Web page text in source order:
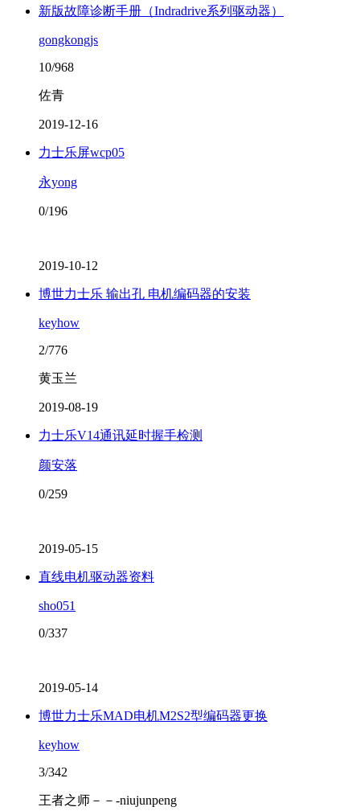
新版故障诊断手册（Indradrive系列驱动器）
gongkongjs
10/968
佐青
2019-12-16
力士乐屏wcp05
永yong
0/196
2019-10-12
博世力士乐 输出孔 电机编码器的安装
keyhow
2/776
黄玉兰
2019-08-19
力士乐V14通讯延时握手检测
颜安落
0/259
2019-05-15
直线电机驱动器资料
sho051
0/337
2019-05-14
博世力士乐MAD电机M2S2型编码器更换
keyhow
3/342
王者之师－－-niujunpeng